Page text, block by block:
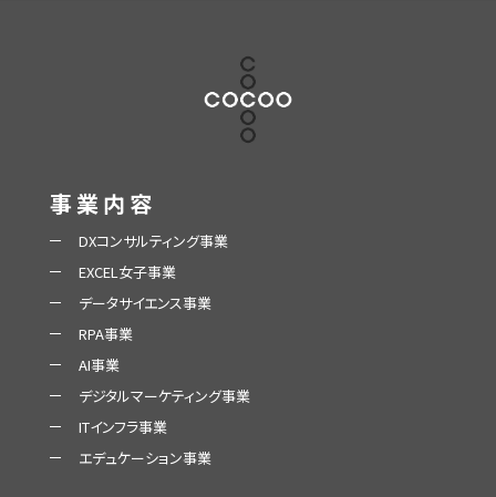
事業内容
DXコンサルティング事業
EXCEL女子事業
データサイエンス事業
RPA事業
AI事業
デジタルマーケティング事業
ITインフラ事業
エデュケーション事業